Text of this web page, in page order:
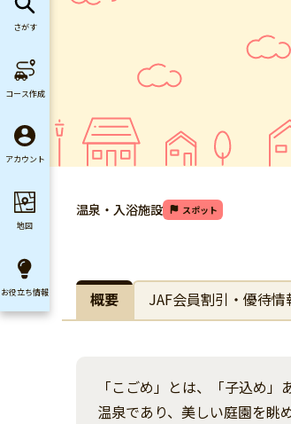
温泉・入浴施設 スポット
概要 JAF会員割引・優待情
「こごめ」とは、「子込め
温泉であり、美しい庭園を眺
さがす
コース作成
アカウント
地図
お役立ち情報